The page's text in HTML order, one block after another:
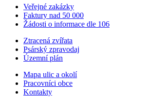
Veřejné zakázky
Faktury nad 50 000
Žádosti o informace dle 106
Ztracená zvířata
Psárský zpravodaj
Územní plán
Mapa ulic a okolí
Pracovníci obce
Kontakty